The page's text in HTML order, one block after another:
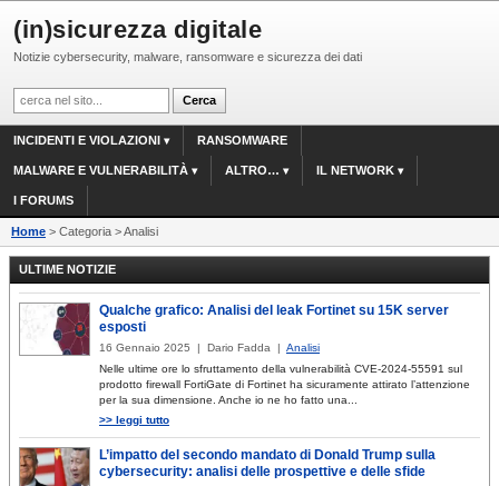
(in)sicurezza digitale
Notizie cybersecurity, malware, ransomware e sicurezza dei dati
INCIDENTI E VIOLAZIONI RANSOMWARE
MALWARE E VULNERABILITÀ ALTRO… IL NETWORK
I FORUMS
Home > Categoria > Analisi
ULTIME NOTIZIE
Qualche grafico: Analisi del leak Fortinet su 15K server
esposti
16 Gennaio 2025 | Dario Fadda | Analisi
Nelle ultime ore lo sfruttamento della vulnerabilità CVE-2024-55591 sul
prodotto firewall FortiGate di Fortinet ha sicuramente attirato l’attenzione
per la sua dimensione. Anche io ne ho fatto una...
>> leggi tutto
L’impatto del secondo mandato di Donald Trump sulla
cybersecurity: analisi delle prospettive e delle sfide